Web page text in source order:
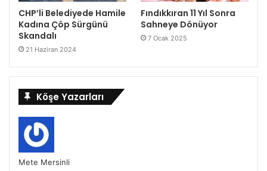
CHP’li Belediyede Hamile
Kadına Çöp Sürgünü
Skandalı
21 Haziran 2024
Fındıkkıran 11 Yıl Sonra
Sahneye Dönüyor
7 Ocak 2025
Köşe Yazarları
Mete Mersinli